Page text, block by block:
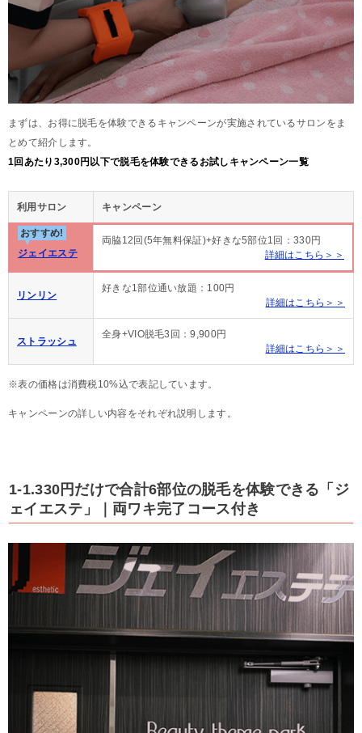
まずは、お得に脱毛を体験できるキャンペーンが実施されているサロンをま
とめて紹介します。
1回あたり3,300円以下で脱毛を体験できるお試しキャンペーン一覧
利用サロン キャンペーン
おすすめ!
ジェイエステ
両脇12回(5年無料保証)+好きな5部位1回：330円
詳細はこちら＞＞
リンリン
好きな1部位通い放題：100円
詳細はこちら＞＞
ストラッシュ
全身+VIO脱毛3回：9,900円
詳細はこちら＞＞
※表の価格は消費税10%込で表記しています。
キャンペーンの詳しい内容をそれぞれ説明します。
1-1.330円だけで合計6部位の脱毛を体験できる「ジ
ェイエステ」｜両ワキ完了コース付き